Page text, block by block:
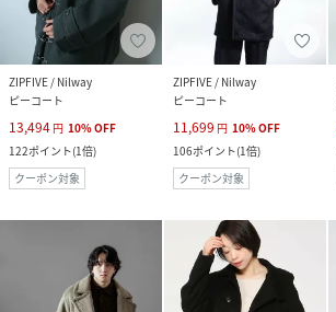
ZIPFIVE / Nilway
ピーコート
13,494 円 10%OFF
122ポイント(1倍)
クーポン対象
ZIPFIVE / Nilway
ピーコート
11,699 円 10%OFF
106ポイント(1倍)
クーポン対象